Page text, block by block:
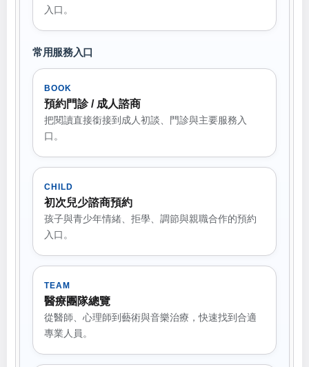
入口。
常用服務入口
BOOK
預約門診 / 成人諮商
把閱讀直接銜接到成人初談、門診與主要服務入
口。
CHILD
初次兒少諮商預約
孩子與青少年情緒、拒學、調節與親職合作的預約
入口。
TEAM
醫療團隊總覽
從醫師、心理師到藝術與音樂治療，快速找到合適
專業人員。